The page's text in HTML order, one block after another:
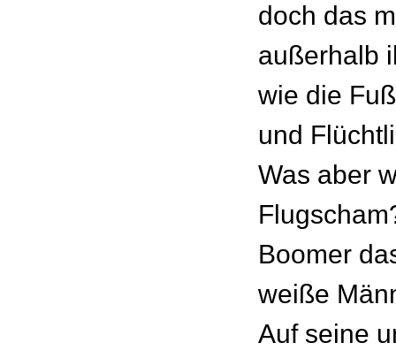
doch das
außerhalb
wie die
und
Was aber
Boomer
weiße
Auf seine